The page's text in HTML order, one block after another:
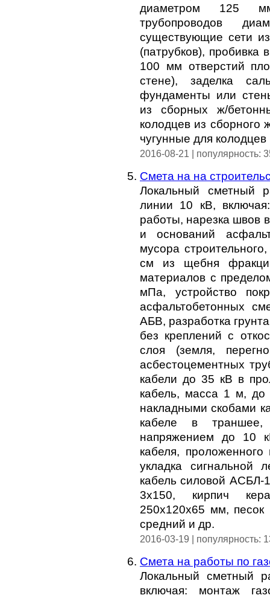
диаметром 125
трубопроводов
существующие сети
(патрубков),
100 мм отверстий
стене), заделка
фундаменты или
из сборных ж/
колодцев из сборного
чугунные для колодцев
2016-08-21 | популярность:
Смета на на
Локальный сметный
линии 10 кВ,
работы, нарезка швов
и оснований
мусора
см из щебня
материалов с
мПа, устройство
асфальтобетонных
АБВ, разработка
без креплений с
слоя (земля,
асбестоцементных
кабели до 35 кВ в
кабель, масса 1 м, до
накладными скобами
кабеле в
напряжением до 10
кабеля,
укладка сигнальной
кабель силовой
3х150, кирпич
250х120х65 мм,
средний и др.
2016-03-19 | популярность:
Смета на работы по
Локальный сметный
включая: монтаж